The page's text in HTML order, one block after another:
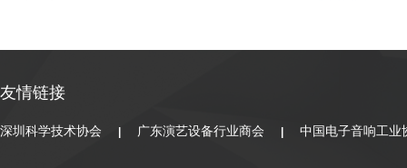
友情链接
深圳科学技术协会 广东演艺设备行业商会 中国电子音响工业